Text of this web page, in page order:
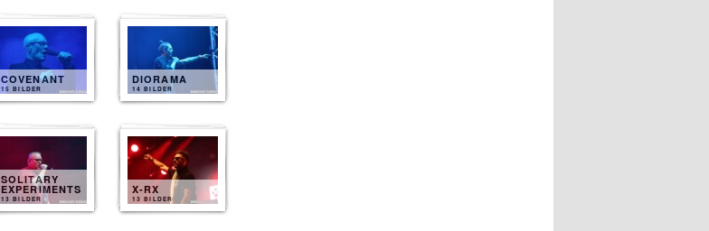
COVENANT
15 BILDER
DIORAMA
14 BILDER
SOLITARY
EXPERIMENTS
13 BILDER
X-RX
13 BILDER